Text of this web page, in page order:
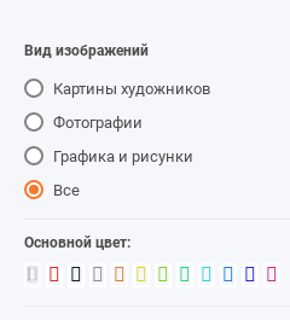
Вид изображений
Картины художников
Фотографии
Графика и рисунки
Все
Основной цвет: